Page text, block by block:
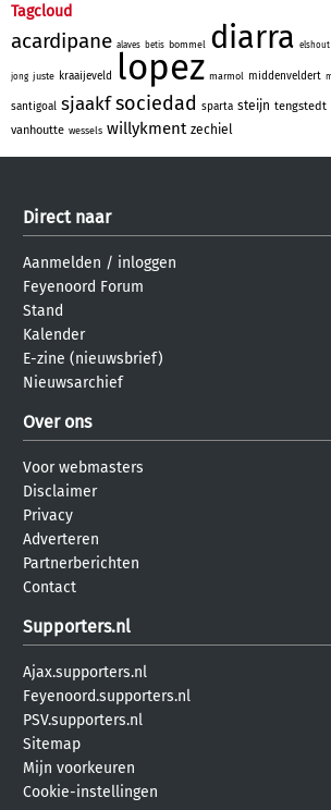
Tagcloud
acardipane alaves betis bommel diarra elshout
jong juste kraaijeveld lopez marmol middenveldert
santigoal sjaakfsociedad sparta steijn tengstedt
vanhoutte wessels willykment zechiel
Direct naar
Aanmelden / inloggen
Feyenoord Forum
Stand
Kalender
E-zine (nieuwsbrief)
Nieuwsarchief
Over ons
Voor webmasters
Disclaimer
Privacy
Adverteren
Partnerberichten
Contact
Supporters.nl
Ajax.supporters.nl
Feyenoord.supporters.nl
PSV.supporters.nl
Sitemap
Mijn voorkeuren
Cookie-instellingen